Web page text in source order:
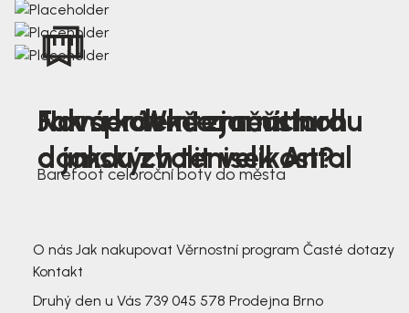
Nová kolekce jarních
dámských tenisek Antal
Jak správně změřit nohu
a jakou zvolit velikost?
Farmer Winter mustard
Barefoot celoroční boty do města
O nás Jak nakupovat Věrnostní program Časté dotazy
Kontakt
Druhý den u Vás 739 045 578 Prodejna Brno